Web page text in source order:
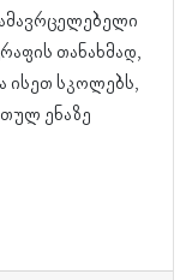
თანახმად,
ისეთ სკოლებს,
ენაზე